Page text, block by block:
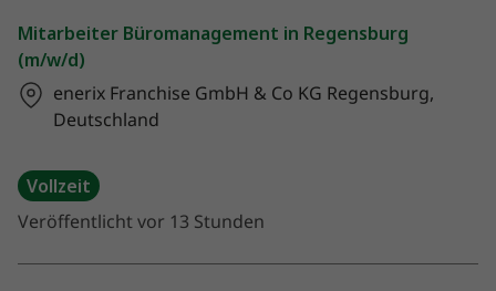
Mitarbeiter Büromanagement in Regensburg
(m/w/d)
enerix Franchise GmbH & Co KG Regensburg,
Deutschland
Vollzeit
Veröffentlicht vor 13 Stunden